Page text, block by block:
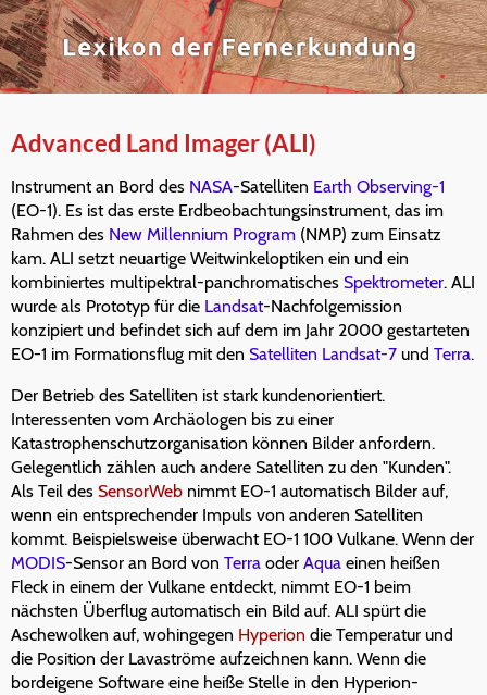
Advanced Land Imager (ALI)
Instrument an Bord des NASA-Satelliten Earth Observing-1
(EO-1). Es ist das erste Erdbeobachtungsinstrument, das im
Rahmen des New Millennium Program (NMP) zum Einsatz
kam. ALI setzt neuartige Weitwinkeloptiken ein und ein
kombiniertes multipektral-panchromatisches Spektrometer. ALI
wurde als Prototyp für die Landsat-Nachfolgemission
konzipiert und befindet sich auf dem im Jahr 2000 gestarteten
EO-1 im Formationsflug mit den Satelliten Landsat-7 und Terra.
Der Betrieb des Satelliten ist stark kundenorientiert.
Interessenten vom Archäologen bis zu einer
Katastrophenschutzorganisation können Bilder anfordern.
Gelegentlich zählen auch andere Satelliten zu den "Kunden".
Als Teil des SensorWeb nimmt EO-1 automatisch Bilder auf,
wenn ein entsprechender Impuls von anderen Satelliten
kommt. Beispielsweise überwacht EO-1 100 Vulkane. Wenn der
MODIS-Sensor an Bord von Terra oder Aqua einen heißen
Fleck in einem der Vulkane entdeckt, nimmt EO-1 beim
nächsten Überflug automatisch ein Bild auf. ALI spürt die
Aschewolken auf, wohingegen Hyperion die Temperatur und
die Position der Lavaströme aufzeichnen kann. Wenn die
bordeigene Software eine heiße Stelle in den Hyperion-